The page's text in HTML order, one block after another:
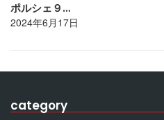
ポルシェ９…
2024年6月17日
category